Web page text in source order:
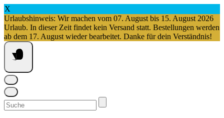
X
Urlaubshinweis: Wir machen vom 07. August bis 15. August 2026
Urlaub. In dieser Zeit findet kein Versand statt. Bestellungen werden
ab dem 17. August wieder bearbeitet. Danke für dein Verständnis!
Springe
zum
Inhalt
Suchen
nach: